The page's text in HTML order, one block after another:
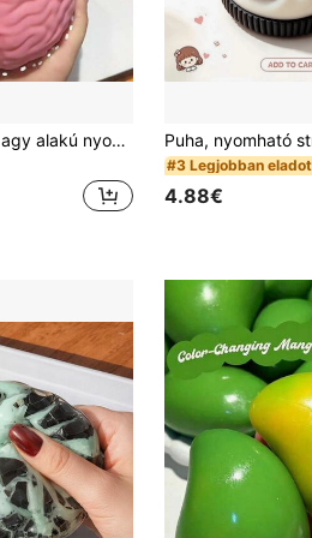
1 db valósághű agy alakú nyomható stresszoldó játék, puha, nyújtható TPR anyagból készült puha játék, vicces csínyó szorongásoldó kézi játék, felnőtteknek és gyerekeknek is, parti ajándék, Halloween és függetlenségnapi ajándék
#3 Legjobban
4.88€